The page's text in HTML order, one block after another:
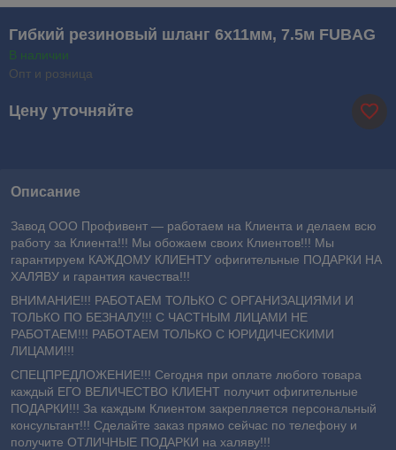
Гибкий резиновый шланг 6х11мм, 7.5м FUBAG
В наличии
Опт и розница
Цену уточняйте
Описание
Завод ООО Профивент ― работаем на Клиента и делаем всю
работу за Клиента!!! Мы обожаем своих Клиентов!!! Мы
гарантируем КАЖДОМУ КЛИЕНТУ офигительные ПОДАРКИ НА
ХАЛЯВУ и гарантия качества!!!
ВНИМАНИЕ!!! РАБОТАЕМ ТОЛЬКО С ОРГАНИЗАЦИЯМИ И
ТОЛЬКО ПО БЕЗНАЛУ!!! С ЧАСТНЫМ ЛИЦАМИ НЕ
РАБОТАЕМ!!! РАБОТАЕМ ТОЛЬКО С ЮРИДИЧЕСКИМИ
ЛИЦАМИ!!!
СПЕЦПРЕДЛОЖЕНИЕ!!! Сегодня при оплате любого товара
каждый ЕГО ВЕЛИЧЕСТВО КЛИЕНТ получит офигительные
ПОДАРКИ!!! За каждым Клиентом закрепляется персональный
консультант!!! Сделайте заказ прямо сейчас по телефону и
получите ОТЛИЧНЫЕ ПОДАРКИ на халяву!!!